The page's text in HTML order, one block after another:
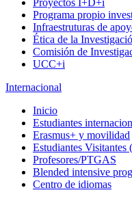
Proyectos I+D+i
Programa propio
Infraestruturas de
Ética de la
Comisión de
UCC+i
Internacional
Inicio
Estudiantes
Erasmus+ y movilidad
Estudiantes Visitantes
Profesores/PTGAS
Blended intensive
Centro de idiomas